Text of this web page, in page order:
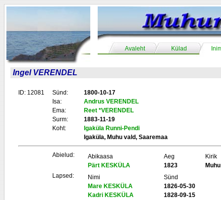
Avaleht Külad
Ingel VERENDEL
ID: 12081 Sünd:
1800-10-17
Isa:
Andrus VERENDEL
Ema:
Reet *VERENDEL
Surm:
1883-11-19
Koht:
Igaküla Runni-Pendi
Igaküla, Muhu vald, Saaremaa
Abielud: Abikaasa Aeg
Kirik
Pärt KESKÜLA
1823
Muhu
Lapsed:
Nimi
Sünd
Mare KESKÜLA
1826-05-30
Kadri KESKÜLA
1828-09-15